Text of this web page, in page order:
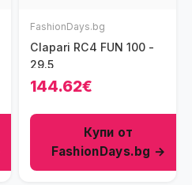
FashionDays.bg
Clapari RC4 FUN 100 -
29.5
144.62€
Купи от
FashionDays.bg →